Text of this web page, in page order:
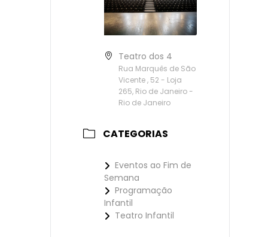
Teatro dos 4
Rua Marquês de São
Vicente , 52 - Loja
265, Rio de Janeiro -
Rio de Janeiro
CATEGORIAS
Eventos ao Fim de
Semana
Programação
Infantil
Teatro Infantil